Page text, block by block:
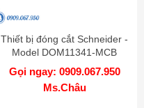
Thiết bị đóng cắt Schneider -
Model DOM11341-MCB
Gọi ngay: 0909.067.950
Ms.Châu